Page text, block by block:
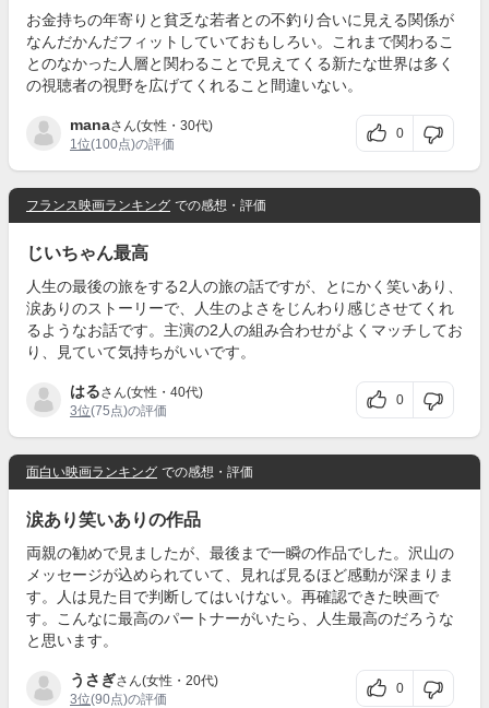
お金持ちの年寄りと貧乏な若者との不釣り合いに見える関係が
なんだかんだフィットしていておもしろい。これまで関わるこ
とのなかった人層と関わることで見えてくる新たな世界は多く
の視聴者の視野を広げてくれること間違いない。
manaさん(女性・30代)
1位(100点)の評価
0
フランス映画ランキング での感想・評価
じいちゃん最高
人生の最後の旅をする2人の旅の話ですが、とにかく笑いあり、
涙ありのストーリーで、人生のよさをじんわり感じさせてくれ
るようなお話です。主演の2人の組み合わせがよくマッチしてお
り、見ていて気持ちがいいです。
はるさん(女性・40代)
3位(75点)の評価
0
面白い映画ランキング での感想・評価
涙あり笑いありの作品
両親の勧めで見ましたが、最後まで一瞬の作品でした。沢山の
メッセージが込められていて、見れば見るほど感動が深まりま
す。人は見た目で判断してはいけない。再確認できた映画で
す。こんなに最高のパートナーがいたら、人生最高のだろうな
と思います。
うさぎさん(女性・20代)
3位(90点)の評価
0